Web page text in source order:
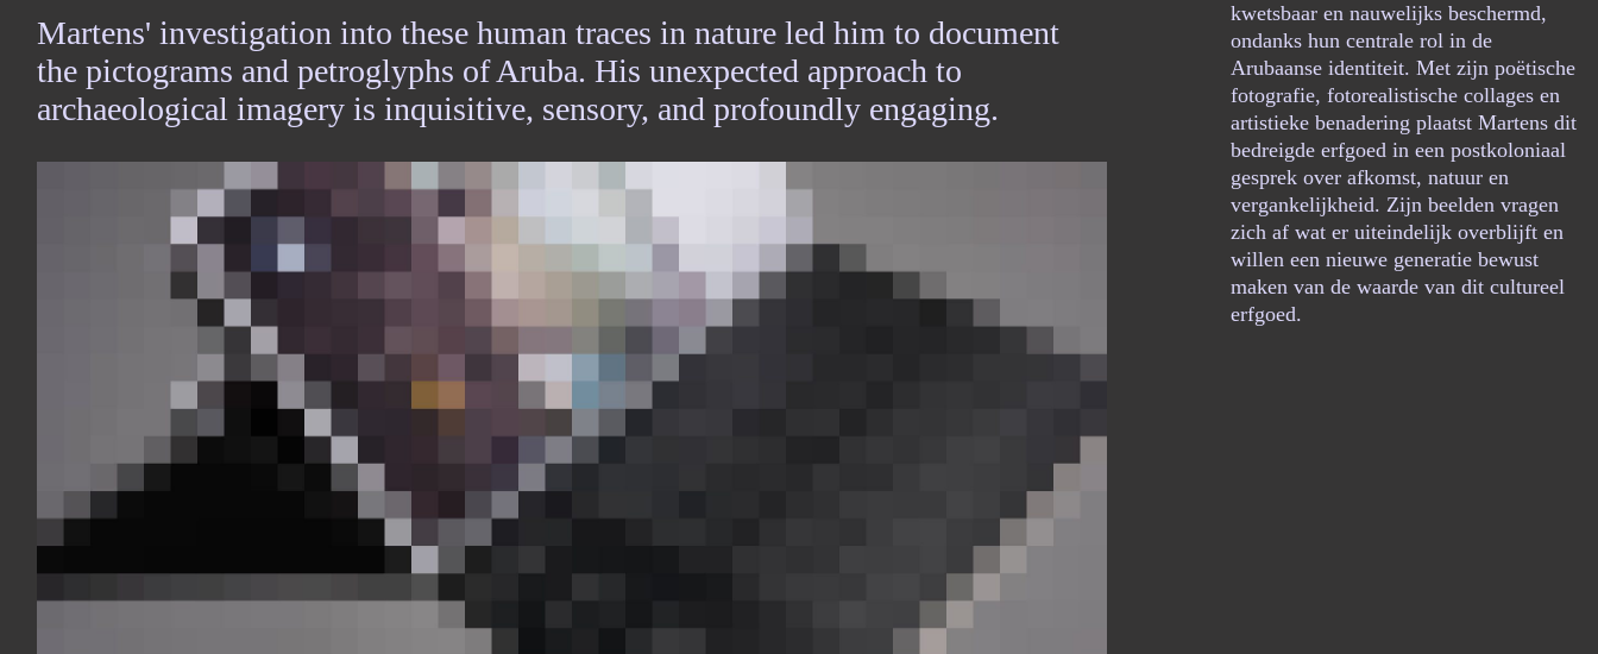
Martens' investigation into these human traces in nature led him to document
the pictograms and petroglyphs of Aruba. His unexpected approach to
archaeological imagery is inquisitive, sensory, and profoundly engaging.
kwetsbaar en nauwelijks beschermd,
ondanks hun centrale rol in de
Arubaanse identiteit. Met zijn poëtische
fotografie, fotorealistische collages en
artistieke benadering plaatst Martens dit
bedreigde erfgoed in een postkoloniaal
gesprek over afkomst, natuur en
vergankelijkheid. Zijn beelden vragen
zich af wat er uiteindelijk overblijft en
willen een nieuwe generatie bewust
maken van de waarde van dit cultureel
erfgoed.